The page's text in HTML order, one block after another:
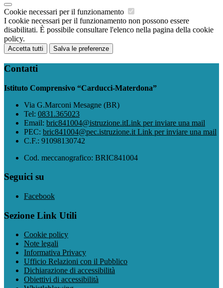
Cookie necessari per il funzionamento
I cookie necessari per il funzionamento non possono essere
disabilitati. È possibile consultare l'elenco nella pagina della cookie
policy.
Accetta tutti Salva le preferenze
Contatti
Istituto Comprensivo “Carducci-Materdona”
Via G.Marconi Mesagne (BR)
Tel: 0831.365023
Email: bric841004@istruzione.itLink per inviare una mail
PEC: bric841004@pec.istruzione.it Link per inviare una mail
C.F.: 91098130742
Cod. meccanografico: BRIC841004
Seguici su
Facebook
Sezione Link Utili
Cookie policy
Note legali
Informativa Privacy
Ufficio Relazioni con il Pubblico
Dichiarazione di accessibilità
Obiettivi di accessibilità